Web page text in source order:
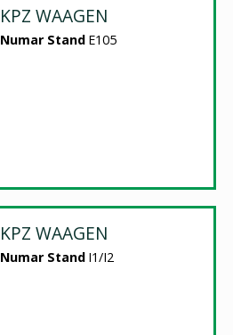
KPZ WAAGEN
Numar Stand E105
KPZ WAAGEN
Numar Stand I1/I2